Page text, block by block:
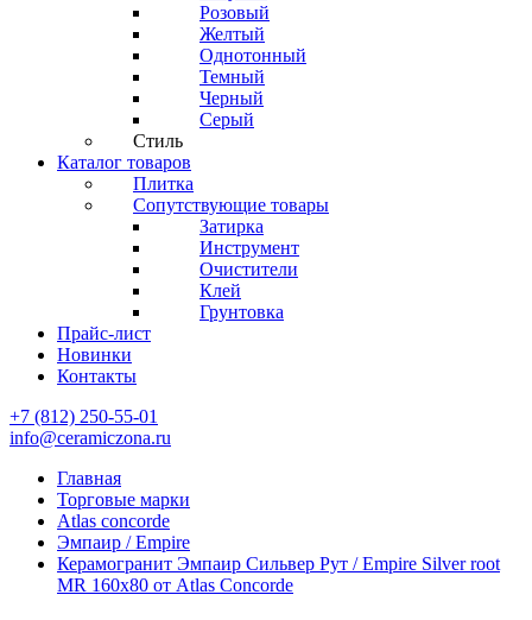
Розовый
Желтый
Однотонный
Темный
Черный
Серый
Стиль
Каталог товаров
Плитка
Сопутствующие товары
Затирка
Инструмент
Очистители
Клей
Грунтовка
Прайс-лист
Новинки
Контакты
+7 (812) 250-55-01
info@ceramiczona.ru
Главная
Торговые марки
Atlas concorde
Эмпаир / Empire
Керамогранит Эмпаир Сильвер Рут / Empire Silver root
MR 160x80 от Atlas Concorde